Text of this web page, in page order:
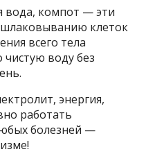
вода, компот — эти
клеток
всего тела
воду без
энергия,
работать
болезней —